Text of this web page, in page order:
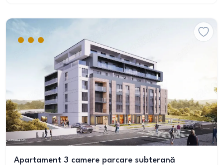
Apartament 3 camere parcare subterană